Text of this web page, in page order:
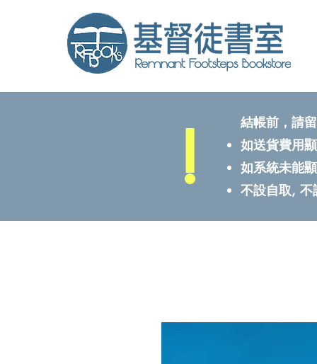
!
結帳前，請
如送貨費用
如系統未能
不設自取, 不